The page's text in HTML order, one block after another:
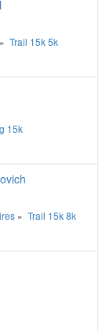
» Trail 15k5k
15k
» Trail 15k8k